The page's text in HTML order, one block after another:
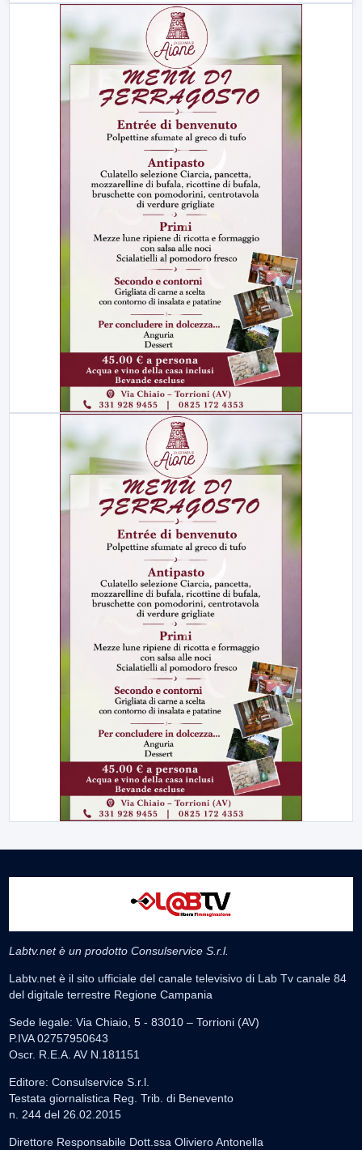
Labtv.net è un prodotto Consulservice S.r.l.
Labtv.net è il sito ufficiale del canale televisivo di Lab Tv canale 84
del digitale terrestre Regione Campania
Sede legale: Via Chiaio, 5 - 83010 – Torrioni (AV)
P.IVA 02757950643
Oscr. R.E.A. AV N.181151
Editore: Consulservice S.r.l.
Testata giornalistica Reg. Trib. di Benevento
n. 244 del 26.02.2015
Direttore Responsabile Dott.ssa Oliviero Antonella